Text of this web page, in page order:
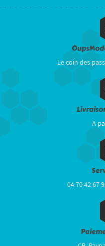
Le coin des
A
04 70 42 67